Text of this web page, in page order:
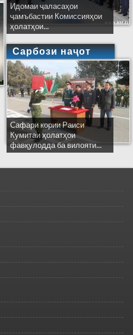
Идомаи ҷаласаҳои
ҷамъбастии Комиссияҳои
ҳолатҳои...
Сарбози наҷот
Сафари кории Раиси
Кумитаи ҳолатҳои
фавқулодда ба вилояти...